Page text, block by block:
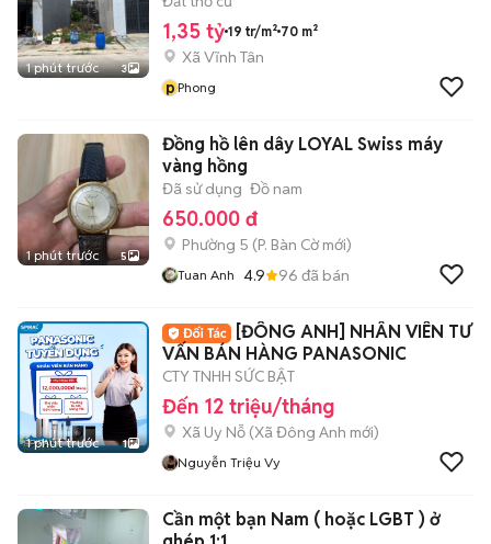
1 phút trước 3
1,35 tỷ 19 tr/m² 70 m²
Xã Vĩnh Tân
pPhong
1 phút trước 5
Đồng hồ lên dây LOYAL Swiss máy
vàng hồng
Đã sử dụng Đồ nam
650.000 đ
Phường 5 (P. Bàn Cờmới)
Tuan Anh 4.9 96 đã bán
1 phút trước 1
[ĐÔNG ANH] NHÂN VIÊN TƯ
VẤN BÁN HÀNG PANASONIC
CTY TNHH SỨC BẬT
Đến 12 triệu/tháng
Xã Uy Nỗ (Xã Đông Anh mới)
Nguyễn Triệu Vy
Cần một bạn Nam ( hoặc LGBT ) ở